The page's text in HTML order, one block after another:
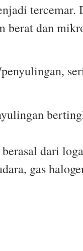
tercemar.
berat dan
dari
gas